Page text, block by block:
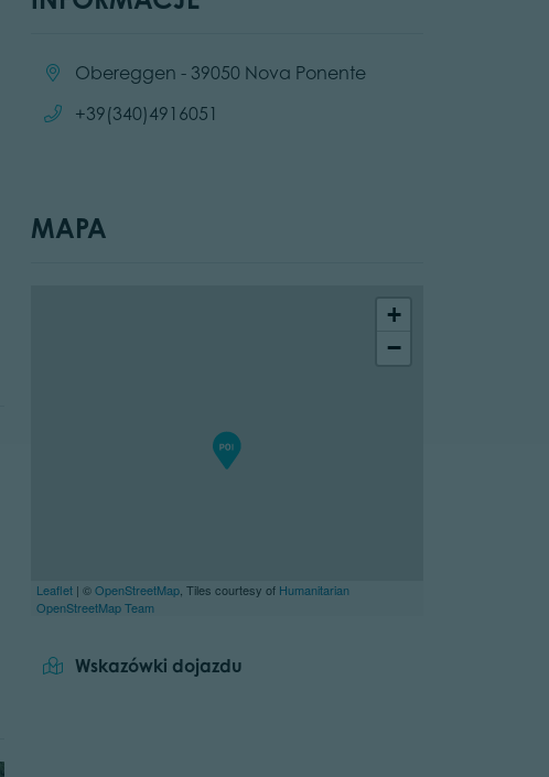
Location:Obereggen - 39050 Nova Ponente
Call:
+39(340)4916051
MAPA
+
−
Leaflet | ©OpenStreetMap , Tiles courtesy of Humanitarian
OpenStreetMap Team
Wskazówki dojazdu